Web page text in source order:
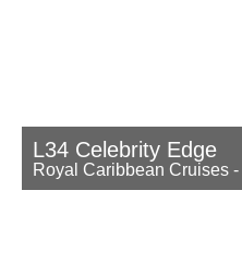
L34 Celebrity Edge
Royal Caribbean Cruises -